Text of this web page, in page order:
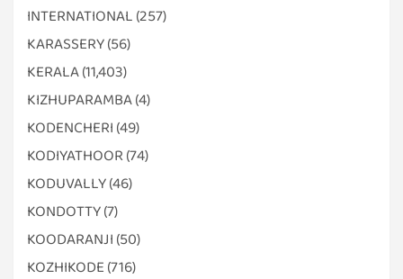
INTERNATIONAL (257)
KARASSERY(56)
KERALA(11,403)
KIZHUPARAMBA(4)
KODENCHERI (49)
KODIYATHOOR (74)
KODUVALLY(46)
KONDOTTY(7)
KOODARANJI (50)
KOZHIKODE (716)